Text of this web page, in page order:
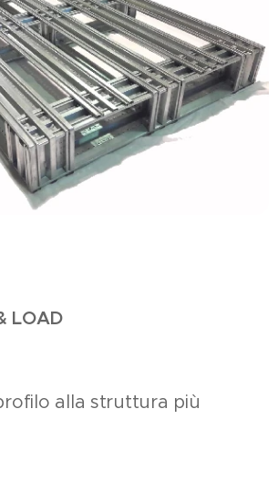
LOAD
alla struttura più